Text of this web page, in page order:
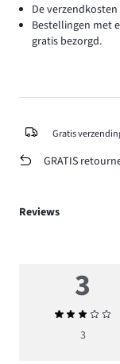
De
Bestellingen met
gratis bezorgd.
Gratis
GRATIS
Reviews
3
3